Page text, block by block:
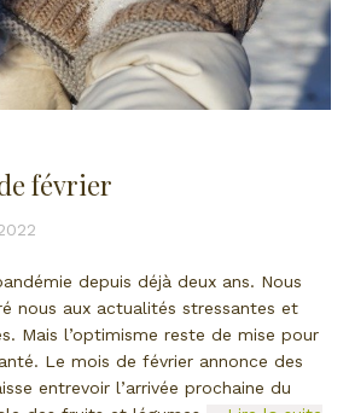
février
depuis déjà deux ans. Nous
nous aux actualités stressantes et
Mais l’optimisme reste de mise pour
Le mois de février annonce des
entrevoir l’arrivée prochaine du